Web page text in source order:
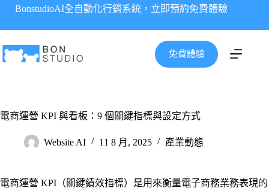
要
內
BonstudioAI全自動化行銷系統，立即預約免費體驗
免費體驗
電商運營 KPI 與看板：9 個關鍵指標與設定方式
Website AI 11 8 月, 2025 產業動態
電商運營 KPI（關鍵績效指標）是用來衡量電子商務業務表現的